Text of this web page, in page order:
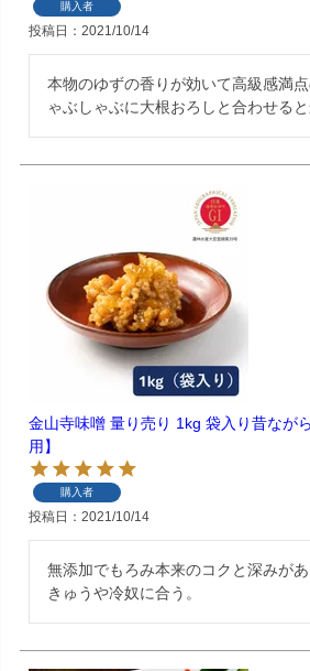
購入者
投稿日 2021/10/14
本物のゆずの香りが効いて高級感満
金山寺味噌 量り売り 1kg 袋入り昔なが
用】
購入者
投稿日 2021/10/14
無添加でもろみ本来のコクと深みが
きゅうや冷奴に合う。